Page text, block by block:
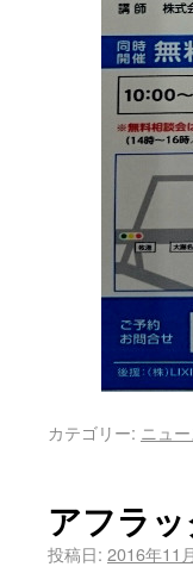
カテゴリー: ニュ
アフラ
投稿日: 2016年11